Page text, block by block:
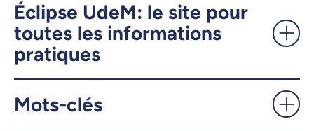
Facebook
Éclipse UdeM: le site pour
toutes les informations
pratiques
Mots-clés